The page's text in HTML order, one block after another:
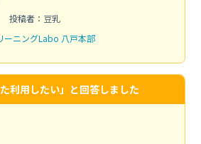
投稿者：豆乳
ーニングLabo 八戸本部
利用したい」と回答しました